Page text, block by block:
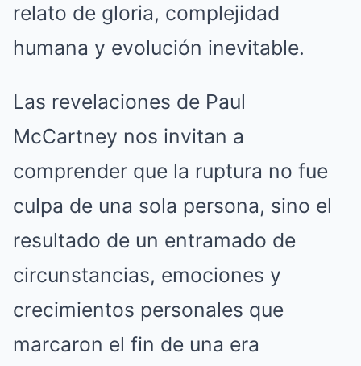
relato de gloria, complejidad
humana y evolución inevitable.
Las revelaciones de Paul
McCartney nos invitan a
comprender que la ruptura no fue
culpa de una sola persona, sino el
resultado de un entramado de
circunstancias, emociones y
crecimientos personales que
marcaron el fin de una era